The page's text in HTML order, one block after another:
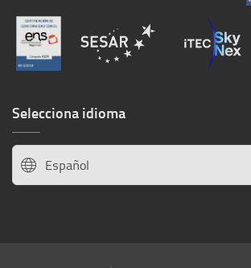
Selecciona idioma
Español